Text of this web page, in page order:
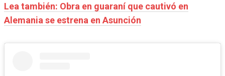
Lea también: Obra en guaraní que cautivó en
Alemania se estrena en Asunción